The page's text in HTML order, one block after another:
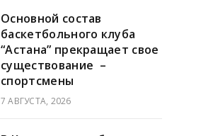
Основной состав
баскетбольного клуба
“Астана” прекращает свое
существование –
спортсмены
7 АВГУСТА, 2026